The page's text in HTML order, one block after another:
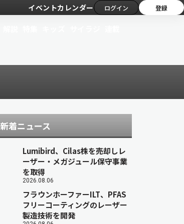
イベントカレンダー ログイン 登録
新着ニュース
Lumibird、Cilas株を売却しレ
ーザー・メガジュール保守事業
を取得
2026.08.06
フラウンホーファーILT、PFAS
フリーコーティングのレーザー
製造技術を開発